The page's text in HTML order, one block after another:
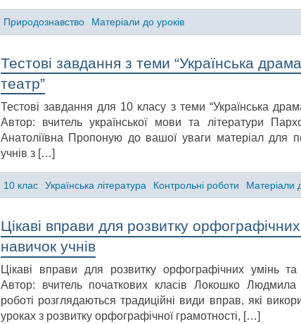
Природознавство Матеріали до уроків
Тестові завдання з теми “Українська
театр”
Тестові завдання для 10 класу з теми “Українська
Автор: вчитель української мови та літератури
Анатоліївна Пропоную до вашої уваги матеріал для
учнів з […]
10 клас Українська література Контрольні роботи Матеріали
Цікаві вправи для розвитку
навичок учнів
Цікаві вправи для розвитку орфографічних умінь та
Автор: вчитель початкових класів Локошко Людмила
роботі розглядаються традиційні види вправ, які
уроках з розвитку орфографічної грамотності, […]